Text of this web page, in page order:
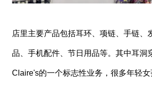
店里主要产品包括耳环、项链、手链、
品、手机配件、节日用品等。其中耳洞
Claire's的一个标志性业务，很多年轻